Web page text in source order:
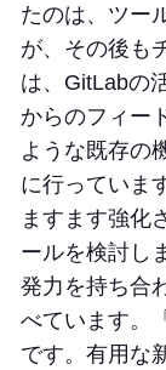
たのは、ツー
が、その後も
は、GitLabの
からのフィー
ような既存の
に行っていま
ますます強化
ールを検討し
発力を持ち合
べています。
です。有用な